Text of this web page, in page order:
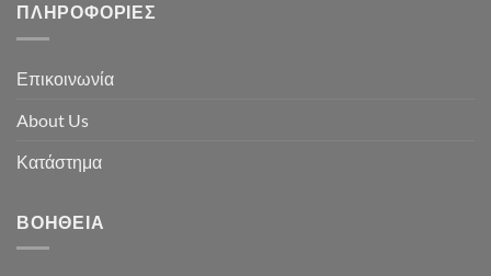
ΠΛΗΡΟΦΟΡΊΕΣ
Επικοινωνία
About Us
Κατάστημα
ΒΟΉΘΕΙΑ